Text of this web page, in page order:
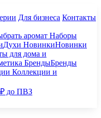
Для бизнеса Контакты
аромат Наборы
Духи НовинкиНовинки
для дома и
БрендыБренды
Коллекции и
₽ до ПВЗ